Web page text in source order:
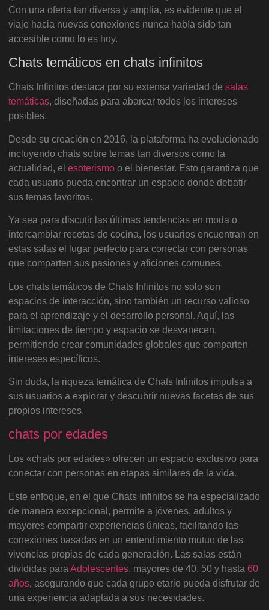
Con una oferta tan diversa y amplia, es evidente que el
viaje hacia nuevas conexiones nunca había sido tan
accesible como lo es hoy.
Chats temáticos en chats infinitos
Chats Infinitos destaca por su extensa variedad de salas
temáticas, diseñadas para abarcar todos los intereses
posibles.
Desde su creación en 2016, la plataforma ha evolucionado
incluyendo chats sobre temas tan diversos como la
actualidad, el esoterismo o el bienestar. Esto garantiza que
cada usuario pueda encontrar un espacio donde debatir
sus temas favoritos.
Ya sea para discutir las últimas tendencias en moda o
intercambiar recetas de cocina, los usuarios encuentran en
estas salas el lugar perfecto para conectar con personas
que comparten sus pasiones y aficiones comunes.
Los chats temáticos de Chats Infinitos no solo son
espacios de interacción, sino también un recurso valioso
para el aprendizaje y el desarrollo personal. Aquí, las
limitaciones de tiempo y espacio se desvanecen,
permitiendo crear comunidades globales que comparten
intereses específicos.
Sin duda, la riqueza temática de Chats Infinitos impulsa a
sus usuarios a explorar y descubrir nuevas facetas de sus
propios intereses.
chats por edades
Los «chats por edades» ofrecen un espacio exclusivo para
conectar con personas en etapas similares de la vida.
Este enfoque, en el que Chats Infinitos se ha especializado
de manera excepcional, permite a jóvenes, adultos y
mayores compartir experiencias únicas, facilitando las
conexiones basadas en un entendimiento mutuo de las
vivencias propias de cada generación. Las salas están
divididas para Adolescentes, mayores de 40, 50 y hasta 60
años, asegurando que cada grupo etario pueda disfrutar de
una experiencia adaptada a sus necesidades.